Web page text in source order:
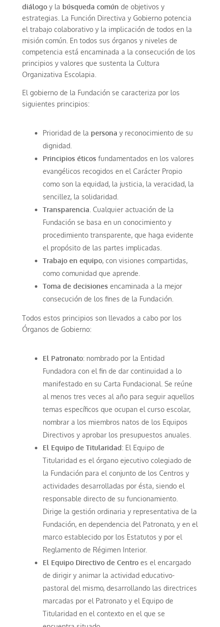
diálogoy la búsqueda común de objetivos y
estrategias. La Función Directiva y Gobierno potencia
el trabajo colaborativo y la implicación de todos en la
misión común. En todos sus órganos y niveles de
competencia está encaminada a la consecución de los
principios y valores que sustenta la Cultura
Organizativa Escolapia.
El gobierno de la Fundación se caracteriza por los
siguientes principios:
Prioridad de la persona y reconocimiento de su
dignidad.
Principios éticosfundamentados en los valores
evangélicos recogidos en el Carácter Propio
como son la equidad, la justicia, la veracidad, la
sencillez, la solidaridad.
Transparencia . Cualquier actuación de la
Fundación se basa en un conocimiento y
procedimiento transparente, que haga evidente
el propósito de las partes implicadas.
Trabajo en equipo, con visiones compartidas,
como comunidad que aprende.
Toma de decisionesencaminada a la mejor
consecución de los fines de la Fundación.
Todos estos principios son llevados a cabo por los
Órganos de Gobierno:
El Patronato: nombrado por la Entidad
Fundadora con el fin de dar continuidad a lo
manifestado en su Carta Fundacional. Se reúne
al menos tres veces al año para seguir aquellos
temas específicos que ocupan el curso escolar,
nombrar a los miembros natos de los Equipos
Directivos y aprobar los presupuestos anuales.
El Equipo de Titularidad: El Equipo de
Titularidad es el órgano ejecutivo colegiado de
la Fundación para el conjunto de los Centros y
actividades desarrolladas por ésta, siendo el
responsable directo de su funcionamiento.
Dirige la gestión ordinaria y representativa de la
Fundación, en dependencia del Patronato, y en el
marco establecido por los Estatutos y por el
Reglamento de Régimen Interior.
El Equipo Directivo de Centroes el encargado
de dirigir y animar la actividad educativo-
pastoral del mismo, desarrollando las directrices
marcadas por el Patronato y el Equipo de
Titularidad en el contexto en el que se